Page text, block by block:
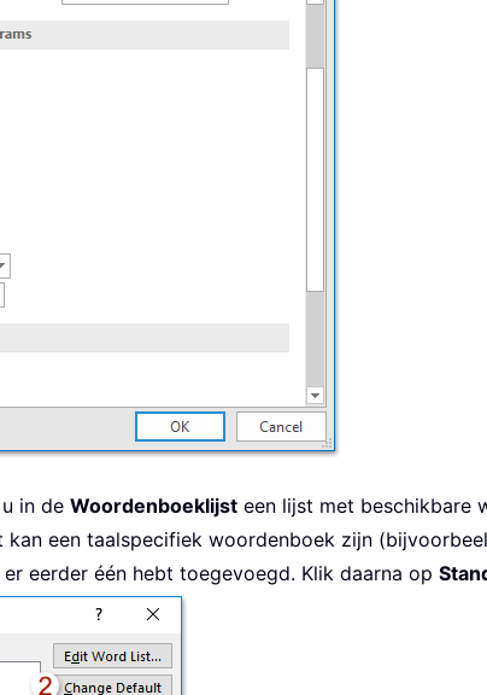
in de Woordenboeklijst een lijst met beschikbare
een taalspecifiek woordenboek zijn
eerder één hebt toegevoegd. Klik daarna op